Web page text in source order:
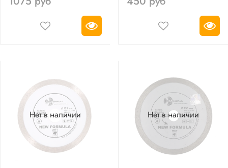
Нет в наличии Нет в наличии